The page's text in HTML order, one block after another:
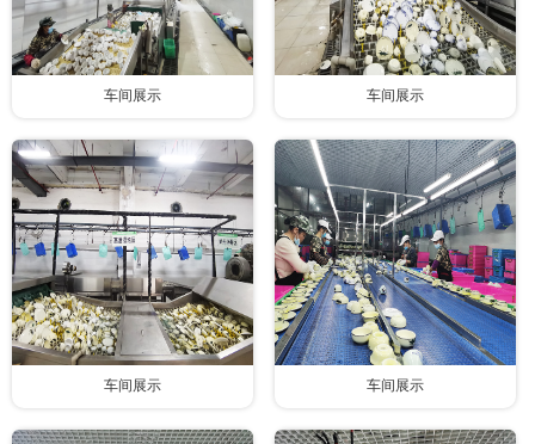
车间展示 车间展示
车间展示 车间展示